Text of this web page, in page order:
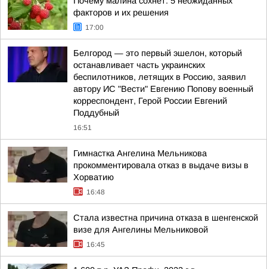
факторов и их решения
17:00
Белгород — это первый эшелон, который
останавливает часть украинских
беспилотников, летящих в Россию, заявил
автору ИС "Вести" Евгению Попову военный
корреспондент, Герой России Евгений
Поддубный
16:51
Гимнастка Ангелина Мельникова
прокомментировала отказ в выдаче визы в
Хорватию
16:48
Стала известна причина отказа в шенгенской
визе для Ангелины Мельниковой
16:45